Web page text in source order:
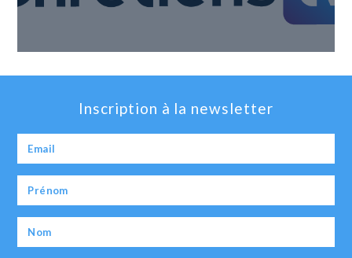
Inscription à la newsletter